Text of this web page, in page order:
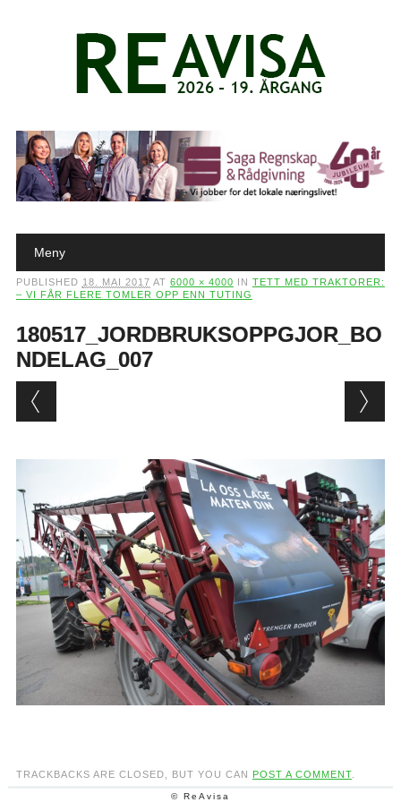
Main menu
Meny
PUBLISHED 18. MAI 2017 AT 6000 × 4000 IN TETT MED TRAKTORER:
– VI FÅR FLERE TOMLER OPP ENN TUTING
180517_JORDBRUKSOPPGJOR_BO
NDELAG_007
TRACKBACKS ARE CLOSED, BUT YOU CAN POST A COMMENT.
© ReAvisa